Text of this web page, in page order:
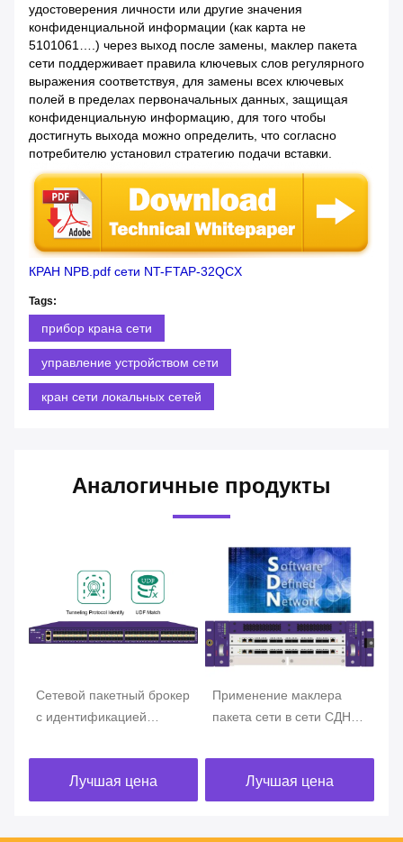
удостоверения личности или другие значения
конфиденциальной информации (как карта не
5101061….) через выход после замены, маклер пакета
сети поддерживает правила ключевых слов регулярного
выражения соответствуя, для замены всех ключевых
полей в пределах первоначальных данных, защищая
конфиденциальную информацию, для того чтобы
достигнуть выхода можно определить, что согласно
потребителю установил стратегию подачи вставки.
КРАН NPB.pdf сети NT-FTAP-32QCX
Tags:
прибор крана сети
управление устройством сети
кран сети локальных сетей
Аналогичные продукты
Сетевой пакетный брокер
с идентификацией
туннелирования Net TAP
с дедупликацией данных
Лучшая цена
Применение маклера
пакета сети в сети СДН
программным
обеспечением
Лучшая цена